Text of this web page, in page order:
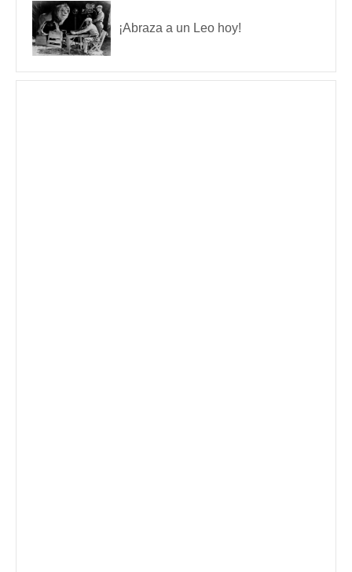
¡Abraza a un Leo hoy!